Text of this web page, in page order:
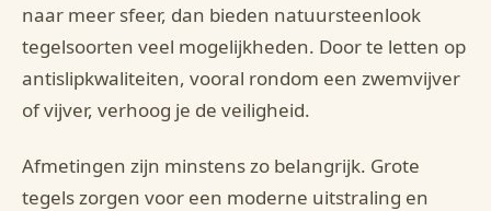
naar meer sfeer, dan bieden natuursteenlook
tegelsoorten veel mogelijkheden. Door te letten op
antislipkwaliteiten, vooral rondom een zwemvijver
of vijver, verhoog je de veiligheid.
Afmetingen zijn minstens zo belangrijk. Grote
tegels zorgen voor een moderne uitstraling en